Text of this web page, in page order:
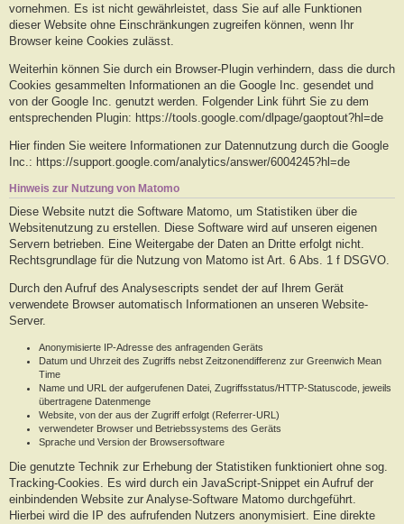
vornehmen. Es ist nicht gewährleistet, dass Sie auf alle Funktionen
dieser Website ohne Einschränkungen zugreifen können, wenn Ihr
Browser keine Cookies zulässt.
Weiterhin können Sie durch ein Browser-Plugin verhindern, dass die durch
Cookies gesammelten Informationen an die Google Inc. gesendet und
von der Google Inc. genutzt werden. Folgender Link führt Sie zu dem
entsprechenden Plugin: https://tools.google.com/dlpage/gaoptout?hl=de
Hier finden Sie weitere Informationen zur Datennutzung durch die Google
Inc.: https://support.google.com/analytics/answer/6004245?hl=de
Hinweis zur Nutzung von Matomo
Diese Website nutzt die Software Matomo, um Statistiken über die
Websitenutzung zu erstellen. Diese Software wird auf unseren eigenen
Servern betrieben. Eine Weitergabe der Daten an Dritte erfolgt nicht.
Rechtsgrundlage für die Nutzung von Matomo ist Art. 6 Abs. 1 f DSGVO.
Durch den Aufruf des Analysescripts sendet der auf Ihrem Gerät
verwendete Browser automatisch Informationen an unseren Website-
Server.
Anonymisierte IP-Adresse des anfragenden Geräts
Datum und Uhrzeit des Zugriffs nebst Zeitzonendifferenz zur Greenwich Mean
Time
Name und URL der aufgerufenen Datei, Zugriffsstatus/HTTP-Statuscode, jeweils
übertragene Datenmenge
Website, von der aus der Zugriff erfolgt (Referrer-URL)
verwendeter Browser und Betriebssystems des Geräts
Sprache und Version der Browsersoftware
Die genutzte Technik zur Erhebung der Statistiken funktioniert ohne sog.
Tracking-Cookies. Es wird durch ein JavaScript-Snippet ein Aufruf der
einbindenden Website zur Analyse-Software Matomo durchgeführt.
Hierbei wird die IP des aufrufenden Nutzers anonymisiert. Eine direkte